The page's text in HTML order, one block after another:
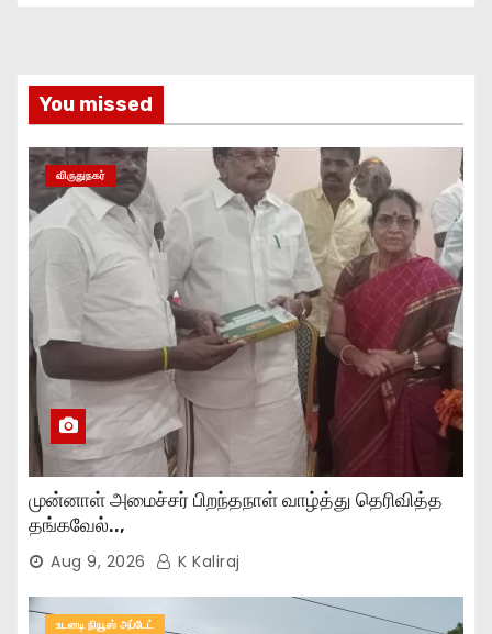
You missed
விருதுநகர்
முன்னாள் அமைச்சர் பிறந்தநாள் வாழ்த்து தெரிவித்த
தங்கவேல்..,
Aug 9, 2026 K Kaliraj
உடனடி நியூஸ் அப்டேட்